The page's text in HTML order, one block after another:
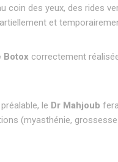
coin des yeux, des rides
et
Botox correctement
le Dr Mahjoub
(myasthénie,